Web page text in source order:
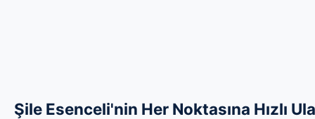
Şile Esenceli'nin Her Noktasına Hızlı